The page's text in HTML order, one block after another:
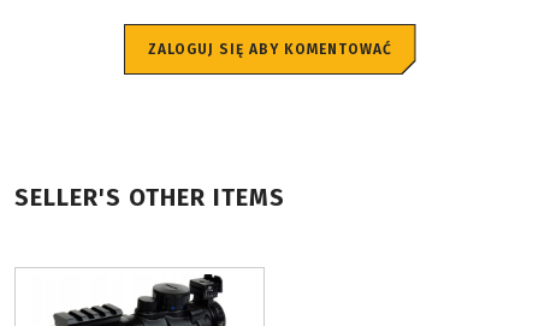
ZALOGUJ SIĘ ABY KOMENTOWAĆ
SELLER'S OTHER ITEMS